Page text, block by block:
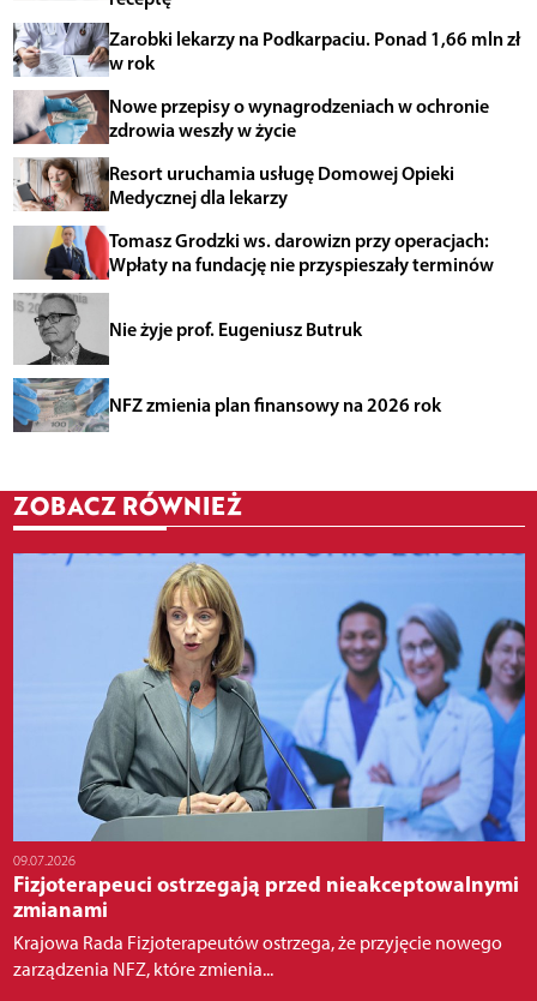
Zarobki lekarzy na Podkarpaciu. Ponad 1,66 mln zł
w rok
Nowe przepisy o wynagrodzeniach w ochronie
zdrowia weszły w życie
Resort uruchamia usługę Domowej Opieki
Medycznej dla lekarzy
Tomasz Grodzki ws. darowizn przy operacjach:
Wpłaty na fundację nie przyspieszały terminów
Nie żyje prof. Eugeniusz Butruk
NFZ zmienia plan finansowy na 2026 rok
ZOBACZ RÓWNIEŻ
09.07.2026
Fizjoterapeuci ostrzegają przed nieakceptowalnymi
zmianami
Krajowa Rada Fizjoterapeutów ostrzega, że przyjęcie nowego
zarządzenia NFZ, które zmienia...